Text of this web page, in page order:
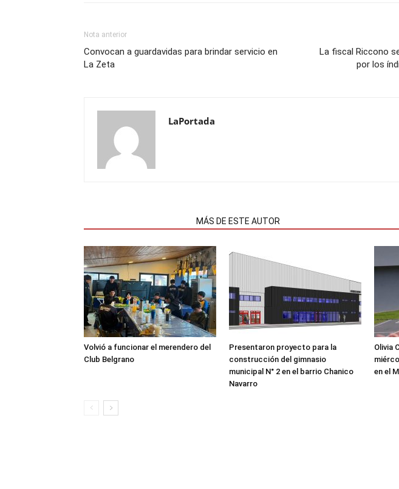
Nota anterior
Convocan a guardavidas para brindar servicio en
La Zeta
La fiscal Riccono
por los
LaPortada
MÁS DE ESTE AUTOR
Volvió a funcionar el merendero del
Club Belgrano
Presentaron proyecto para la
construcción del gimnasio
municipal N° 2 en el barrio Chanico
Navarro
Olivia
en el